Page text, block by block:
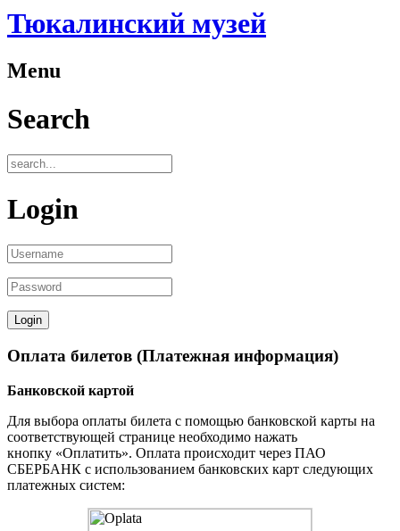
Тюкалинский музей
Menu
Search
Login
Оплата билетов (Платежная информация)
Банковской картой
Для выбора оплаты билета с помощью банковской карты на
соответствующей странице необходимо нажать
кнопку «Оплатить». Оплата происходит через ПАО
СБЕРБАНК с использованием банковских карт следующих
платежных систем: